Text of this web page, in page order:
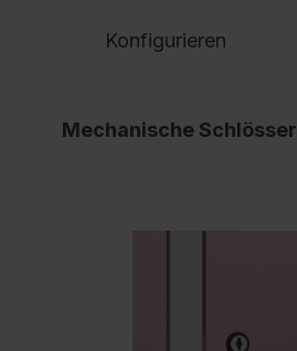
Konfigurieren
Mechanische Schlösser